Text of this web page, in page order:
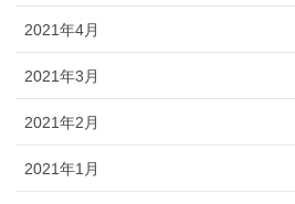
2021年4月
2021年3月
2021年2月
2021年1月